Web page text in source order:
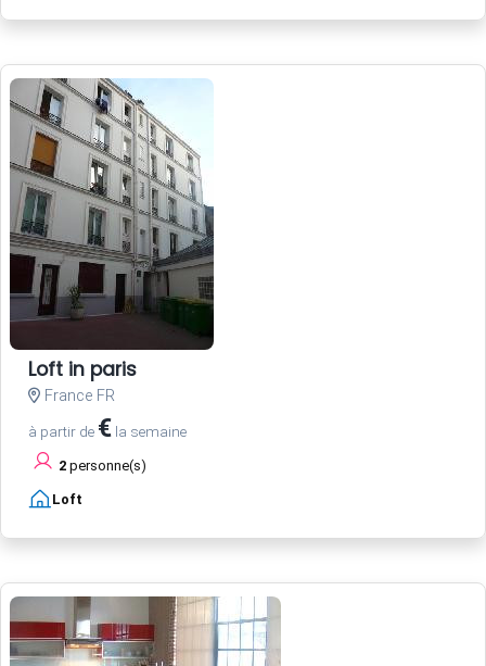
Loft in paris
France FR
à partir de € la semaine
2 personne(s)
Loft